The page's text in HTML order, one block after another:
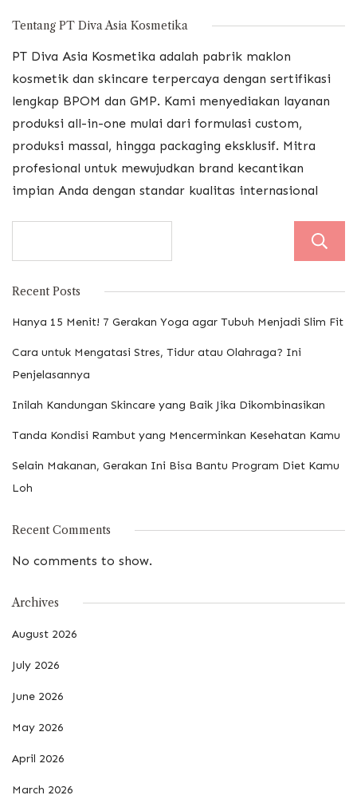
Tentang PT Diva Asia Kosmetika
PT Diva Asia Kosmetika adalah pabrik maklon
kosmetik dan skincare terpercaya dengan sertifikasi
lengkap BPOM dan GMP. Kami menyediakan layanan
produksi all-in-one mulai dari formulasi custom,
produksi massal, hingga packaging eksklusif. Mitra
profesional untuk mewujudkan brand kecantikan
impian Anda dengan standar kualitas internasional
Recent Posts
Hanya 15 Menit! 7 Gerakan Yoga agar Tubuh Menjadi Slim Fit
Cara untuk Mengatasi Stres, Tidur atau Olahraga? Ini
Penjelasannya
Inilah Kandungan Skincare yang Baik Jika Dikombinasikan
Tanda Kondisi Rambut yang Mencerminkan Kesehatan Kamu
Selain Makanan, Gerakan Ini Bisa Bantu Program Diet Kamu
Loh
Recent Comments
No comments to show.
Archives
August 2026
July 2026
June 2026
May 2026
April 2026
March 2026